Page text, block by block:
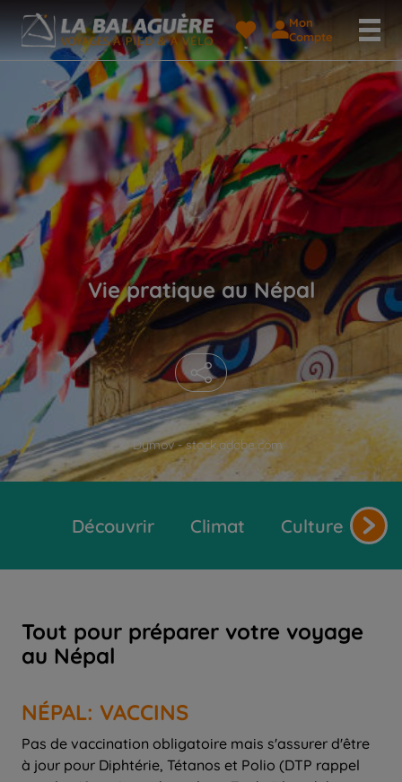
Mon
Compte
© Dymov - stock.adobe.com
Vie pratique au Népal
Découvrir Climat Cultures et
Tout pour préparer votre voyage
au Népal
NÉPAL: VACCINS
Pas de vaccination obligatoire mais s'assurer d'être
à jour pour Diphtérie, Tétanos et Polio (DTP rappel